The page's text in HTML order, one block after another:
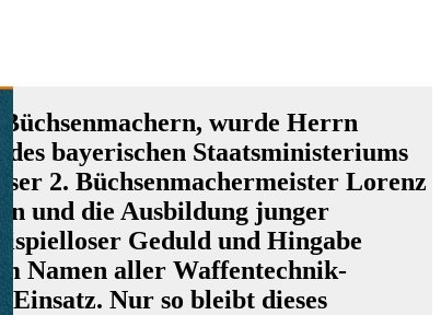
wurde Herrn
bayerischen Staatsministeriums
2. Büchsenmachermeister Lorenz
und die Ausbildung junger
Geduld und Hingabe
Namen aller Waffentechnik-
Nur so bleibt dieses